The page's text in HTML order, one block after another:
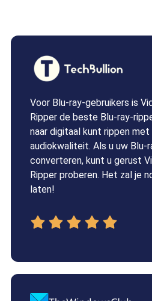
Voor Blu-ray-gebruikers is
Ripper de beste Blu-ray-
naar digitaal kunt rippen
audiokwaliteit. Als u uw Blu-
converteren, kunt u gerust
Ripper proberen. Het zal je
laten!